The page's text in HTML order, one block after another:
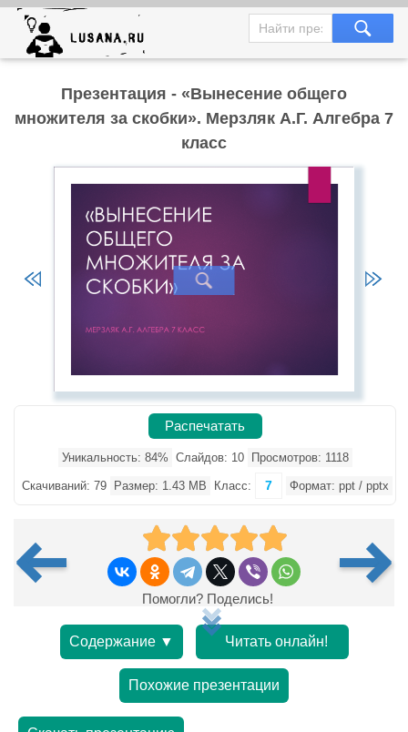
Презентация - «Вынесение общего
множителя за скобки». Мерзляк А.Г. Алгебра 7
класс
Распечатать
Уникальность: 84% Слайдов: 10 Просмотров: 1118
Скачиваний: 79 Размер: 1.43 MB Класс: 7 Формат: ppt / pptx
Помогли? Поделись!
Содержание ▼ Читать онлайн!
Похожие презентации